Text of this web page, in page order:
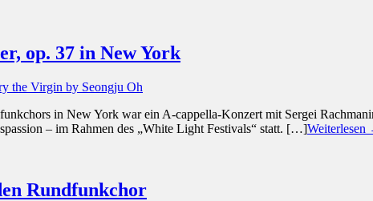
op. 37 in New York
in New York war ein A-cappella-Konzert mit Sergei
– im Rahmen des „White Light Festivals“ statt. […]Weiterlesen
Rundfunkchor